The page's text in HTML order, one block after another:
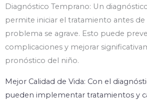
Diagnóstico Temprano: Un
permite iniciar el tratamiento antes de
problema se agrave. Esto puede
complicaciones y mejorar
pronóstico del niño.
Mejor Calidad de Vida: Con el
pueden implementar tratamientos y